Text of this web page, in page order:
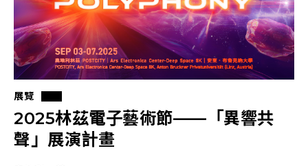
展覽
2025林茲電子藝術節——「異響共
聲」展演計畫